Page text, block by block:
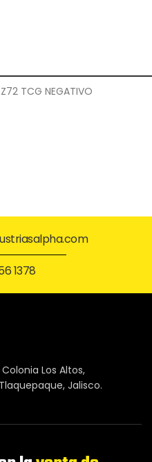
TCG NEGATIVO
1378
Los Altos,
Jalisco.